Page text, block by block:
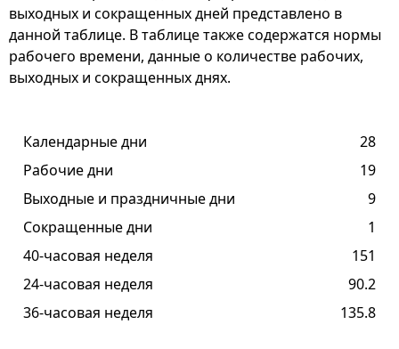
выходных и сокращенных дней представлено в
данной таблице. В таблице также содержатся нормы
рабочего времени, данные о количестве рабочих,
выходных и сокращенных днях.
Календарные дни
28
Рабочие дни
19
Выходные и праздничные дни
9
Сокращенные дни
1
40-часовая неделя
151
24-часовая неделя
90.2
36-часовая неделя
135.8